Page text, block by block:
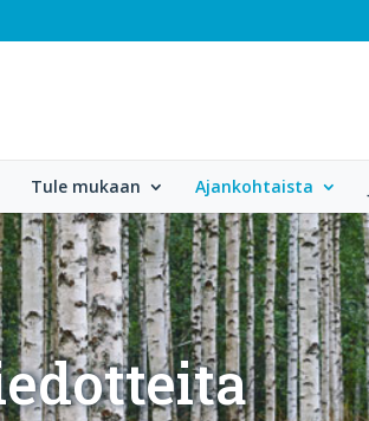
Tule mukaan Ajankohtaista